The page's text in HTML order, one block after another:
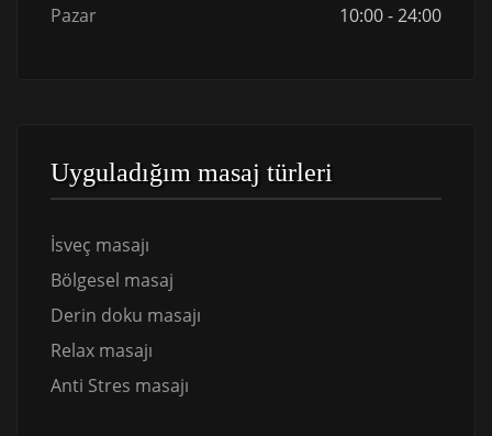
Pazar
10:00 - 24:00
Uyguladığım masaj türleri
İsveç masajı
Bölgesel masaj
Derin doku masajı
Relax masajı
Anti Stres masajı